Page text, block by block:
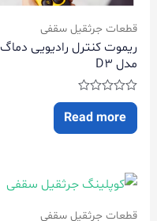
قطعات جرثقیل سقفی
ریموت کنترل رادیویی دماگ
مدل D3
Rated
0
out
of
Read more
قطعات جرثقیل سقفی